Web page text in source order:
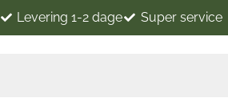
Levering 1-2 dage Super service